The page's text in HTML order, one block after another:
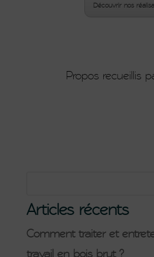
Découvrir nos
Propos recueillis
Articles récents
Comment traiter et
travail en bois brut ?